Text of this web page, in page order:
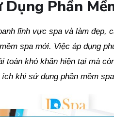
Phần
lĩnh vực spa và làm đẹp,
spa mới. Việc áp dụng
khó khăn hiện tại mà
khi sử dụng phần mềm spa